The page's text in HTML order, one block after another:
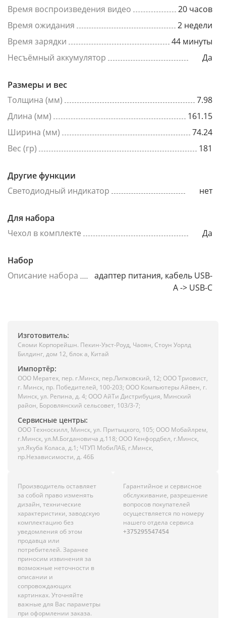
Время воспроизведения видео
20 часов
Время ожидания
2 недели
Время зарядки
44 минуты
Несъёмный аккумулятор
Да
Размеры и вес
Толщина (мм)
7.98
Длина (мм)
161.15
Ширина (мм)
74.24
Вес (гр)
181
Другие функции
Светодиодный индикатор
нет
Для набора
Чехол в комплекте
Да
Набор
Описание набора
адаптер питания, кабель USB-
A -> USB-C
Изготовитель:
Сяоми Корпорейшн. Пекин-Уэст-Роуд, Чаоян, Стоун Уорлд
Билдинг, дом 12, блок а, Китай
Импортёр:
ООО Мератех, пер. г.Минск, пер.Липковский, 12; ООО Триовист,
г. Минск, пр. Победителей, 100-203; ООО Компьютеры Айвен, г.
Минск, ул. Репина, д. 4; ООО АйТи Дистрибуция, Минский
район, Боровлянский сельсовет, 103/3-7;
Сервисные центры:
ООО Техноскилл, Минск, ул. Притыцкого, 105; ООО Мобайлрем,
г.Минск, ул.М.Богдановича д.118; ООО Кенфордбел, г.Минск,
ул.Якуба Коласа, д.1; ЧТУП МобиЛАБ, г.Минск,
пр.Независимости, д. 46Б
Производитель оставляет
за собой право изменять
дизайн, технические
характеристики, заводскую
комплектацию без
уведомления об этом
продавца или
потребителей. Заранее
приносим извинения за
возможные неточности в
описании и
сопровождающих
картинках. Уточняйте
важные для Вас параметры
при оформлении заказа.
Гарантийное и сервисное
обслуживание, разрешение
вопросов покупателей
осуществляется по номеру
нашего отдела сервиса
+375295547454